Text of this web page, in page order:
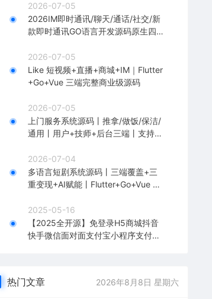
2026-07-05
2026IM即时通讯/聊天/通话/社交/新
款即时通讯GO语言开发源码原生四
2026-07-05
Like 短视频+直播+商城+IM｜Flutter
+Go+Vue 三端完整商业级源码
2026-07-05
上门服务系统源码丨推拿/做饭/保洁/
通用丨用户+技师+后台三端丨支持二
2026-07-04
多语言短剧系统源码丨三端覆盖+三
重变现+AI赋能丨Flutter+Go+Vue 商
2025-05-16
【2025全开源】免登录H5商城抖音
快手微信面对面支付宝小程序支付快
热门文章 2026年8月8日 星期六